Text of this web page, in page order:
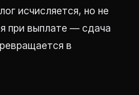
исчисляется, но не
при выплате — сдача
в